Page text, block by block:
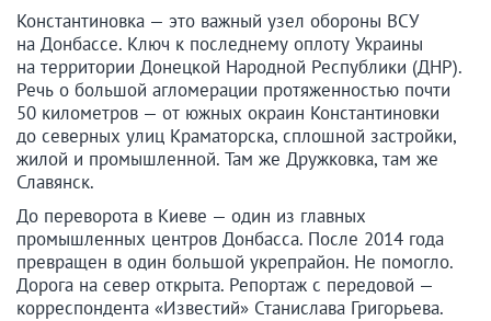
Константиновка — это важный узел обороны ВСУ
на Донбассе. Ключ к последнему оплоту Украины
на территории Донецкой Народной Республики (ДНР).
Речь о большой агломерации протяженностью почти
50 километров — от южных окраин Константиновки
до северных улиц Краматорска, сплошной застройки,
жилой и промышленной. Там же Дружковка, там же
Славянск.
До переворота в Киеве — один из главных
промышленных центров Донбасса. После 2014 года
превращен в один большой укрепрайон. Не помогло.
Дорога на север открыта. Репортаж с передовой —
корреспондента «Известий» Станислава Григорьева.